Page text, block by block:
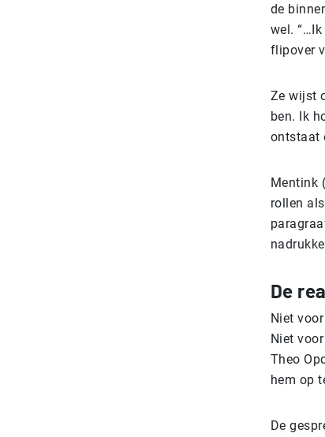
de
wel.
flipover
Ze wijst
ben. Ik
ontstaat
Mentink
rollen
De
Niet
Niet
Theo
hem op
De